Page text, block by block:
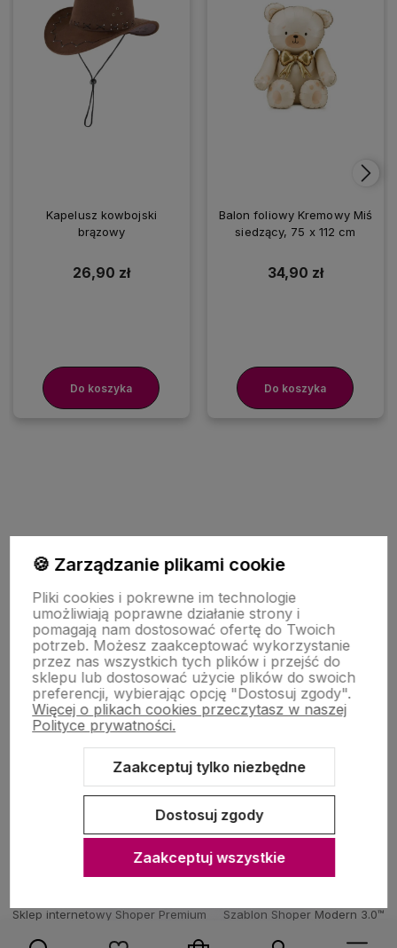
Kapelusz kowbojski
brązowy
26,90 zł
Do koszyka
Balon foliowy Kremowy Miś
siedzący, 75 x 112 cm
34,90 zł
Do koszyka
Pomoc
Moje konto
Zakupy
Sklep internetowy Shoper Premium
Szablon Shoper Modern 3.0™
🍪 Zarządzanie plikami cookie
Pliki cookies i pokrewne im technologie
umożliwiają poprawne działanie strony i
pomagają nam dostosować ofertę do Twoich
potrzeb. Możesz zaakceptować wykorzystanie
przez nas wszystkich tych plików i przejść do
sklepu lub dostosować użycie plików do swoich
preferencji, wybierając opcję "Dostosuj zgody".
Więcej o plikach cookies przeczytasz w naszej
Polityce prywatności.
Zaakceptuj tylko niezbędne
Dostosuj zgody
Zaakceptuj wszystkie